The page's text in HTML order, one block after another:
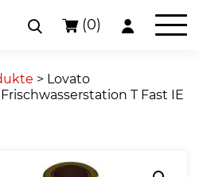
(0)
> Lovato
T Fast IE